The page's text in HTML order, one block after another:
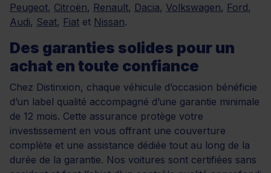
Peugeot, Citroën, Renault, Dacia, Volkswagen, Ford,
Audi, Seat, Fiat et Nissan.
Des garanties solides pour un
achat en toute confiance
Chez Distinxion, chaque véhicule d’occasion bénéficie
d’un label qualité accompagné d’une garantie minimale
de 12 mois. Cette assurance protège votre
investissement en vous offrant une couverture
complète et une assistance dédiée tout au long de la
durée de la garantie. Nos voitures sont certifiées sans